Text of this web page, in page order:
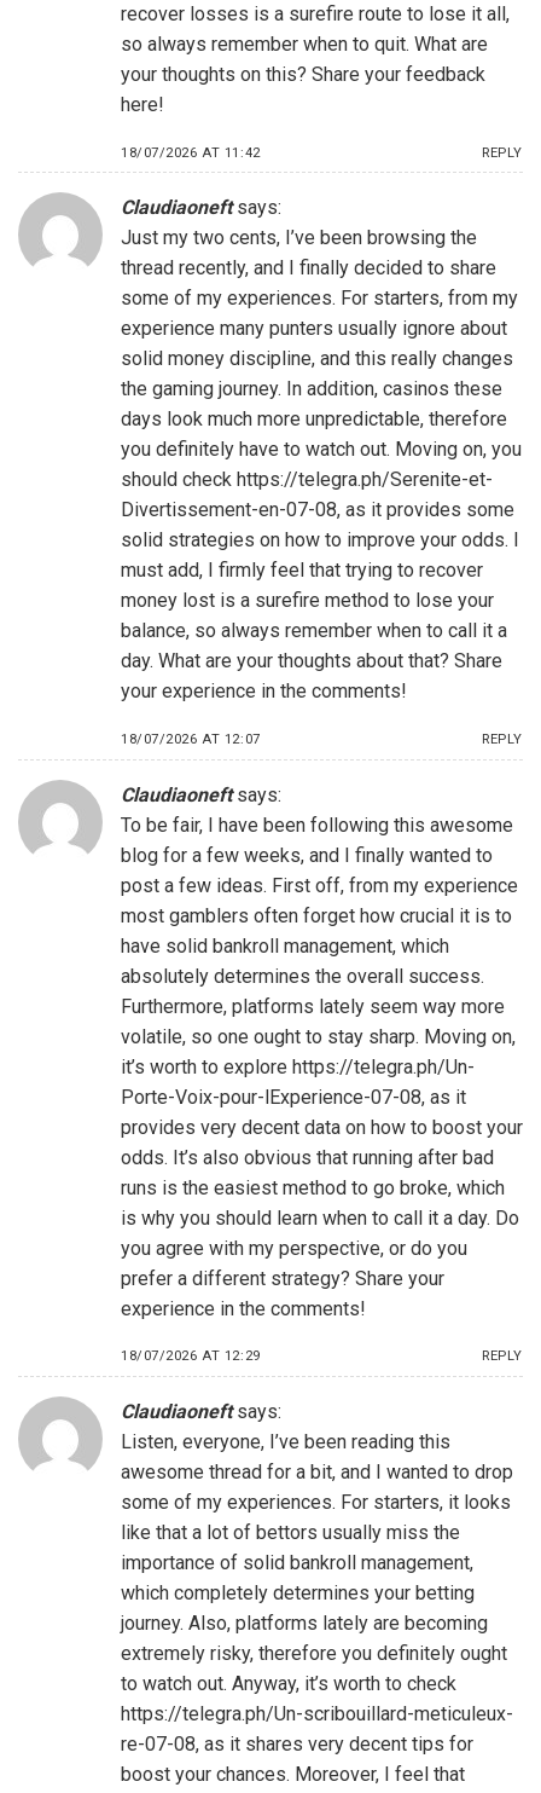
recover losses is a surefire route to lose it all,
so always remember when to quit. What are
your thoughts on this? Share your feedback
here!
18/07/2026 AT 11:42 REPLY
Claudiaoneft says:
Just my two cents, I’ve been browsing the
thread recently, and I finally decided to share
some of my experiences. For starters, from my
experience many punters usually ignore about
solid money discipline, and this really changes
the gaming journey. In addition, casinos these
days look much more unpredictable, therefore
you definitely have to watch out. Moving on, you
should check https://telegra.ph/Serenite-et-
Divertissement-en-07-08, as it provides some
solid strategies on how to improve your odds. I
must add, I firmly feel that trying to recover
money lost is a surefire method to lose your
balance, so always remember when to call it a
day. What are your thoughts about that? Share
your experience in the comments!
18/07/2026 AT 12:07 REPLY
Claudiaoneft says:
To be fair, I have been following this awesome
blog for a few weeks, and I finally wanted to
post a few ideas. First off, from my experience
most gamblers often forget how crucial it is to
have solid bankroll management, which
absolutely determines the overall success.
Furthermore, platforms lately seem way more
volatile, so one ought to stay sharp. Moving on,
it’s worth to explore https://telegra.ph/Un-
Porte-Voix-pour-lExperience-07-08, as it
provides very decent data on how to boost your
odds. It’s also obvious that running after bad
runs is the easiest method to go broke, which
is why you should learn when to call it a day. Do
you agree with my perspective, or do you
prefer a different strategy? Share your
experience in the comments!
18/07/2026 AT 12:29 REPLY
Claudiaoneft says:
Listen, everyone, I’ve been reading this
awesome thread for a bit, and I wanted to drop
some of my experiences. For starters, it looks
like that a lot of bettors usually miss the
importance of solid bankroll management,
which completely determines your betting
journey. Also, platforms lately are becoming
extremely risky, therefore you definitely ought
to watch out. Anyway, it’s worth to check
https://telegra.ph/Un-scribouillard-meticuleux-
re-07-08, as it shares very decent tips for
boost your chances. Moreover, I feel that